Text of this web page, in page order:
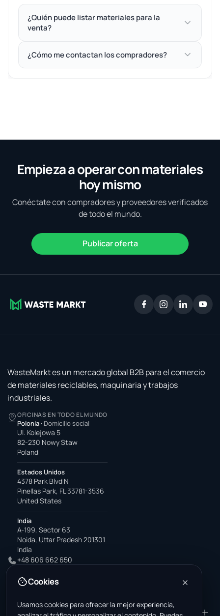
¿Quién puede listar materiales para la
venta?
¿Cómo me contactan los compradores?
Empieza a operar con materiales
hoy mismo
Conéctate con compradores y proveedores verificados
de todo el mundo.
Publicar oferta
WasteMarkt es un mercado global B2B para el comercio
de materiales reciclables, maquinaria y trabajos
industriales.
OFICINAS EN TODO EL MUNDO
Polonia · Domicilio social
Ul. Kolejowa 5
82-230 Nowy Staw
Poland
Estados Unidos
4378 Park Blvd N
Pinellas Park, FL 33781-3536
United States
India
A-199, Sector 63
Noida, Uttar Pradesh 201301
India
+48 606 662 650
office@wastemarkt.com
PRODUCTO RESOURCES
Cookies
Usamos cookies para ofrecer la mejor experiencia,